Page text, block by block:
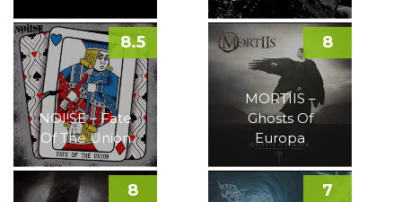
NOI!SE – Fate
Of The Union
8.5
MORTIIS –
Ghosts Of
Europa
8
8 7